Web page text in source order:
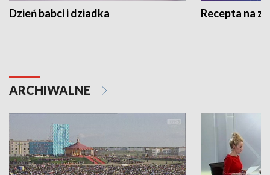
Dzień babci i dziadka Recepta na
ARCHIWALNE